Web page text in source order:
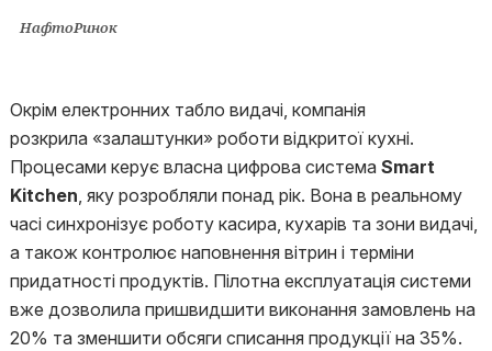
НафтоРинок
Окрім електронних табло видачі, компанія
розкрила «залаштунки» роботи відкритої кухні.
Процесами керує власна цифрова система Smart
Kitchen, яку розробляли понад рік. Вона в реальному
часі синхронізує роботу касира, кухарів та зони видачі,
а також контролює наповнення вітрин і терміни
придатності продуктів. Пілотна експлуатація системи
вже дозволила пришвидшити виконання замовлень на
20% та зменшити обсяги списання продукції на 35%.